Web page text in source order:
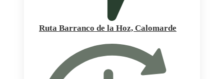
Ruta Barranco de la Hoz, Calomarde